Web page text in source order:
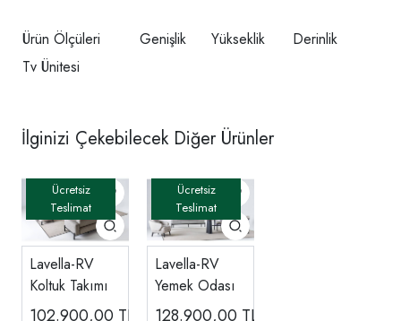
Ürün Ölçüleri Genişlik Yükseklik
Derinlik
Tv Ünitesi
İlginizi Çekebilecek Diğer Ürünler
Lavella-RV
Koltuk Takımı
102.900,00 TL
Lavella-RV
Yemek Odası
128.900,00 TL